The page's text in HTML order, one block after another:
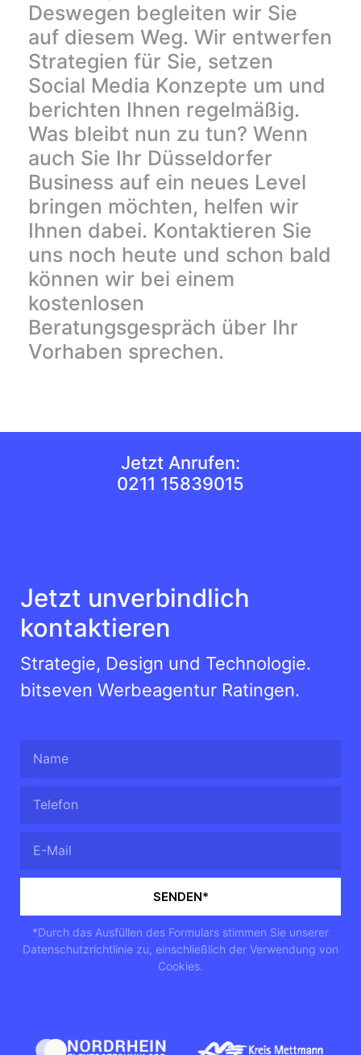
Deswegen begleiten wir Sie
auf diesem Weg. Wir entwerfen
Strategien für Sie, setzen
Social Media Konzepte um und
berichten Ihnen regelmäßig.
Was bleibt nun zu tun? Wenn
auch Sie Ihr Düsseldorfer
Business auf ein neues Level
bringen möchten, helfen wir
Ihnen dabei. Kontaktieren Sie
uns noch heute und schon bald
können wir bei einem
kostenlosen
Beratungsgespräch über Ihr
Vorhaben sprechen.
Jetzt Anrufen:
0211 15839015
Jetzt unverbindlich
kontaktieren
Strategie, Design und Technologie.
bitseven Werbeagentur Ratingen.
SENDEN*
*Durch das Ausfüllen des Formulars stimmen Sie unserer
Datenschutzrichtlinie zu, einschließlich der Verwendung von
Cookies.